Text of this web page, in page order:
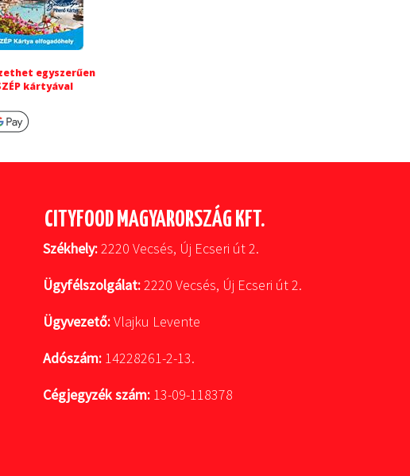
egyszerűen
kártyával
CITYFOOD MAGYARORSZÁG KFT.
Székhely:2220 Vecsés, Új Ecseri út 2.
Ügyfélszolgálat:2220 Vecsés, Új Ecseri út 2.
Ügyvezető:Vlajku Levente
Adószám: 14228261-2-13.
Cégjegyzék szám: 13-09-118378